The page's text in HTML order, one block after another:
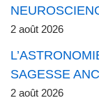
2 août 2026
SAGESSE
2 août 2026